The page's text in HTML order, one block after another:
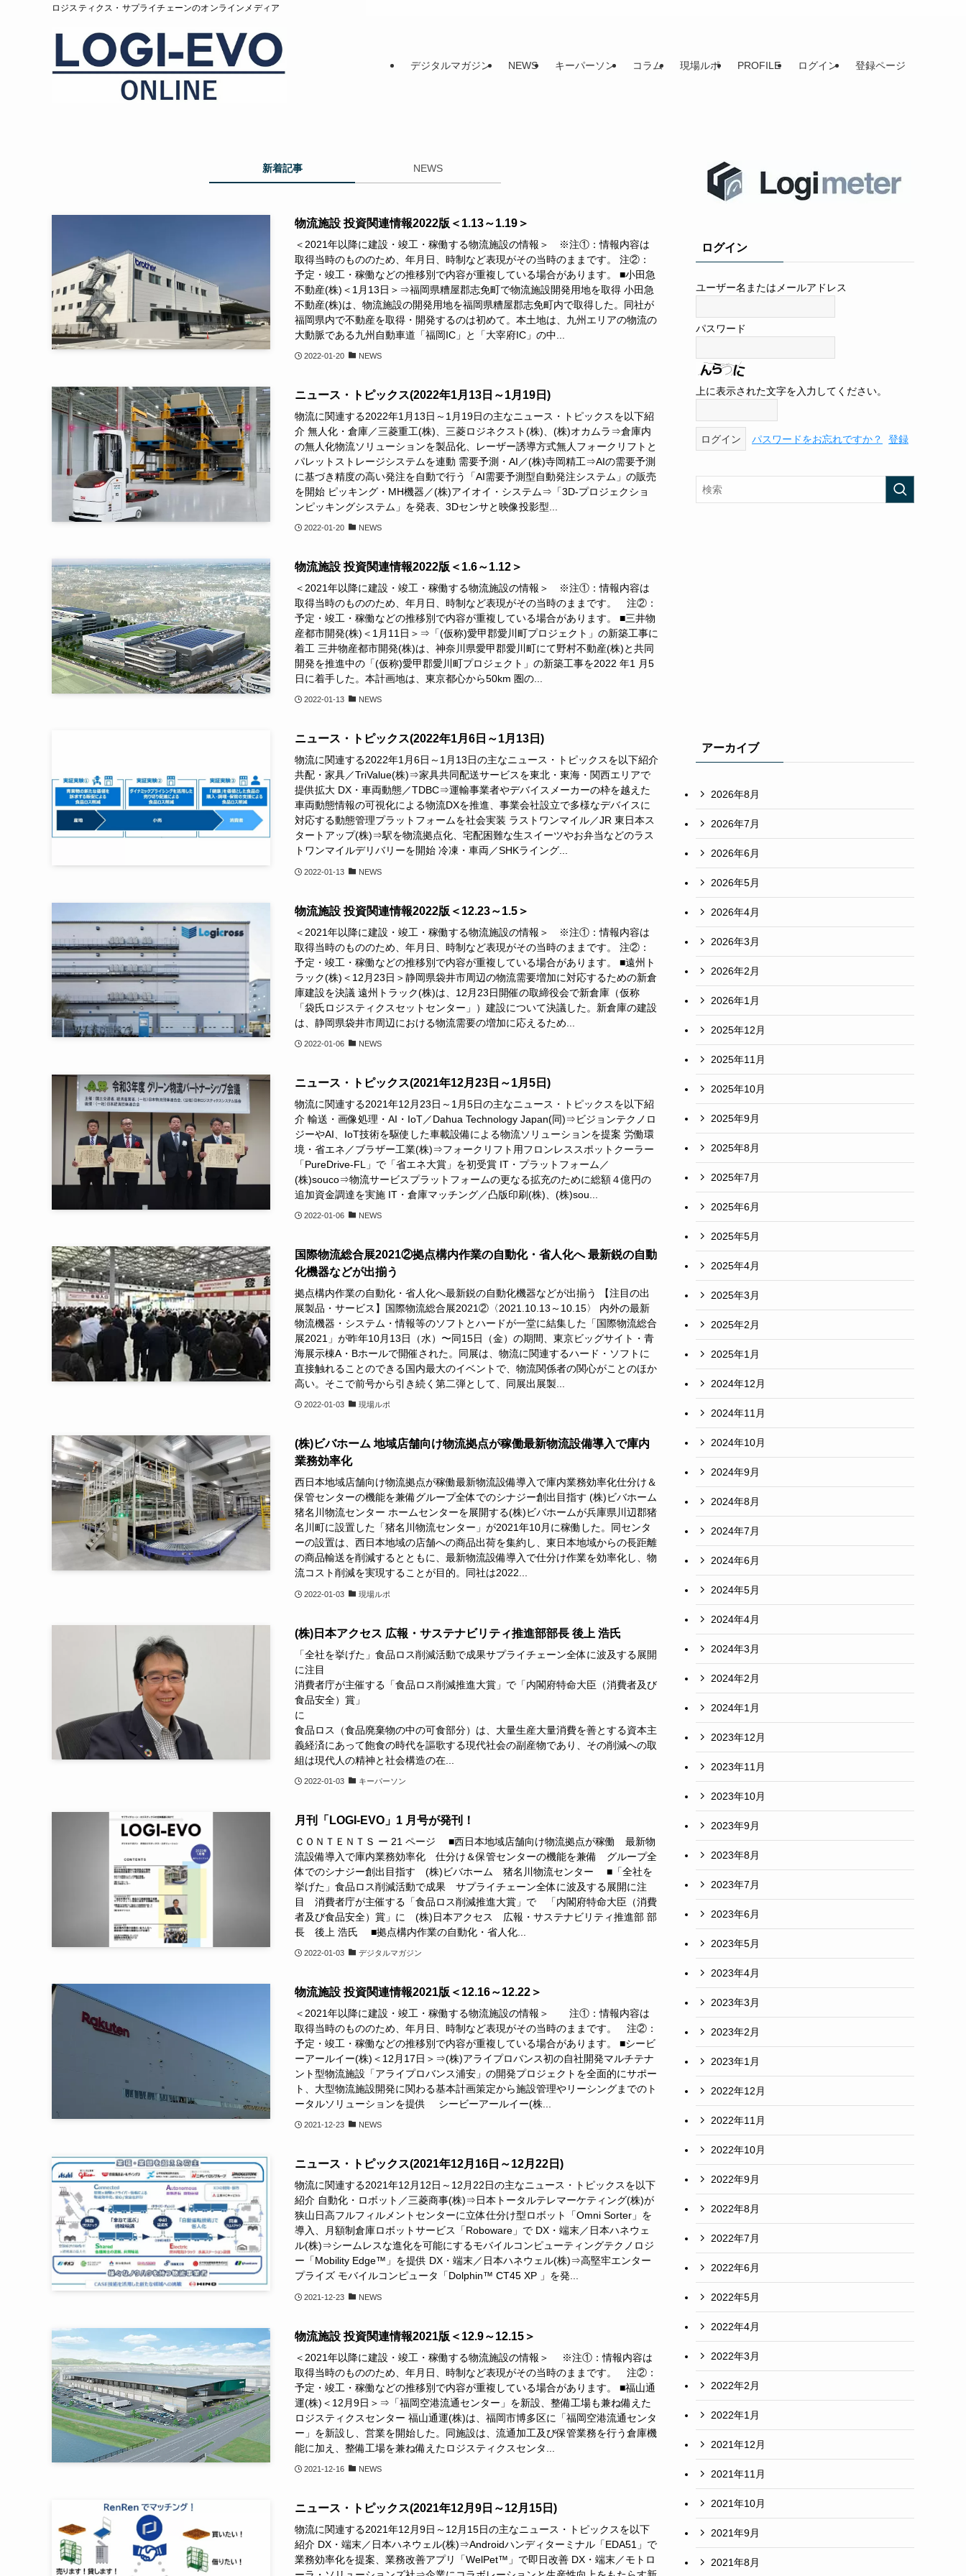
ロジスティクス・サプライチェーンのオンラインメディア
デジタルマガジン NEWS キーパーソン コラム 現場ルポ PROFILE ログイン 登録ページ
新着記事 NEWS
物流施設 投資関連情報2022版＜1.13～1.19＞
＜2021年以降に建設・竣工・稼働する物流施設の情報＞ ※注①：情報内容は
取得当時のもののため、年月日、時制など表現がその当時のままです。 注②：
予定・竣工・稼働などの推移別で内容が重複している場合があります。 ■小田急
不動産(株)＜1月13日＞⇒福岡県糟屋郡志免町で物流施設開発用地を取得 小田急
不動産(株)は、物流施設の開発用地を福岡県糟屋郡志免町内で取得した。同社が
福岡県内で不動産を取得・開発するのは初めて。本土地は、九州エリアの物流の
大動脈である九州自動車道「福岡IC」と「大宰府IC」の中...
2022-01-20 NEWS
ニュース・トピックス(2022年1月13日～1月19日)
物流に関連する2022年1月13日～1月19日の主なニュース・トピックスを以下紹
介 無人化・倉庫／三菱重工(株)、三菱ロジネクスト(株)、(株)オカムラ⇒倉庫内
の無⼈化物流ソリューションを製品化、レーザー誘導⽅式無⼈フォークリフトと
パレットストレージシステムを連動 需要予測・AI／(株)寺岡精工⇒AIの需要予測
に基づき精度の高い発注を自動で行う「AI需要予測型自動発注システム」の販売
を開始 ピッキング・MH機器／(株)アイオイ・システム⇒「3D-プロジェクショ
ンピッキングシステム」を発表、3Dセンサと映像投影型...
2022-01-20 NEWS
物流施設 投資関連情報2022版＜1.6～1.12＞
＜2021年以降に建設・竣工・稼働する物流施設の情報＞ ※注①：情報内容は
取得当時のもののため、年月日、時制など表現がその当時のままです。 注②：
予定・竣工・稼働などの推移別で内容が重複している場合があります。 ■三井物
産都市開発(株)＜1月11日＞⇒「(仮称)愛甲郡愛川町プロジェクト」の新築工事に
着工 三井物産都市開発(株)は、神奈川県愛甲郡愛川町にて野村不動産(株)と共同
開発を推進中の「(仮称)愛甲郡愛川町プロジェクト」の新築工事を2022 年1 月5
日に着手した。本計画地は、東京都心から50km 圏の...
2022-01-13 NEWS
ニュース・トピックス(2022年1月6日～1月13日)
物流に関連する2022年1月6日～1月13日の主なニュース・トピックスを以下紹介
共配・家具／TriValue(株)⇒家具共同配送サービスを東北・東海・関西エリアで
提供拡大 DX・車両動態／TDBC⇒運輸事業者やデバイスメーカーの枠を越えた
車両動態情報の可視化による物流DXを推進、事業会社設立で多様なデバイスに
対応する動態管理プラットフォームを社会実装 ラストワンマイル／JR 東日本ス
タートアップ(株)⇒駅を物流拠点化、宅配困難な生スイーツやお弁当などのラス
トワンマイルデリバリーを開始 冷凍・車両／SHKライング...
2022-01-13 NEWS
物流施設 投資関連情報2022版＜12.23～1.5＞
＜2021年以降に建設・竣工・稼働する物流施設の情報＞ ※注①：情報内容は
取得当時のもののため、年月日、時制など表現がその当時のままです。 注②：
予定・竣工・稼働などの推移別で内容が重複している場合があります。 ■遠州ト
ラック(株)＜12月23日＞静岡県袋井市周辺の物流需要増加に対応するための新倉
庫建設を決議 遠州トラック(株)は、12月23日開催の取締役会で新倉庫（仮称
「袋氏ロジスティクスセットセンター」）建設について決議した。新倉庫の建設
は、静岡県袋井市周辺における物流需要の増加に応えるため...
2022-01-06 NEWS
ニュース・トピックス(2021年12月23日～1月5日)
物流に関連する2021年12月23日～1月5日の主なニュース・トピックスを以下紹
介 輸送・画像処理・AI・IoT／Dahua Technology Japan(同)⇒ビジョンテクノロ
ジーやAI、IoT技術を駆使した車載設備による物流ソリューションを提案 労働環
境・省エネ／ブラザー工業(株)⇒フォークリフト用フロンレススポットクーラー
「PureDrive-FL」で「省エネ大賞」を初受賞 IT・プラットフォーム／
(株)souco⇒物流サービスプラットフォームの更なる拡充のために総額４億円の
追加資金調達を実施 IT・倉庫マッチング／凸版印刷(株)、(株)sou...
2022-01-06 NEWS
国際物流総合展2021②拠点構内作業の自動化・省人化へ 最新鋭の自動
化機器などが出揃う
拠点構内作業の自動化・省人化へ最新鋭の自動化機器などが出揃う 【注目の出
展製品・サービス】国際物流総合展2021②〈2021.10.13～10.15〉 内外の最新
物流機器・システム・情報等のソフトとハードが一堂に結集した「国際物流総合
展2021」が昨年10月13日（水）〜同15日（金）の期間、東京ビッグサイト・青
海展示棟A・Bホールで開催された。同展は、物流に関連するハード・ソフトに
直接触れることのできる国内最大のイベントで、物流関係者の関心がことのほか
高い。そこで前号から引き続く第二弾として、同展出展製...
2022-01-03 現場ルポ
(株)ビバホーム 地域店舗向け物流拠点が稼働最新物流設備導入で庫内
業務効率化
西日本地域店舗向け物流拠点が稼働最新物流設備導入で庫内業務効率化仕分け＆
保管センターの機能を兼備グループ全体でのシナジー創出目指す (株)ビバホーム
猪名川物流センター ホームセンターを展開する(株)ビバホームが兵庫県川辺郡猪
名川町に設置した「猪名川物流センター」が2021年10月に稼働した。同センタ
ーの設置は、西日本地域の店舗への商品出荷を集約し、東日本地域からの長距離
の商品輸送を削減するとともに、最新物流設備導入で仕分け作業を効率化し、物
流コスト削減を実現することが目的。同社は2022...
2022-01-03 現場ルポ
(株)日本アクセス 広報・サステナビリティ推進部部長 後上 浩氏
「全社を挙げた」食品ロス削減活動で成果サプライチェーン全体に波及する展開
に注目
消費者庁が主催する「食品ロス削減推進大賞」で「内閣府特命大臣（消費者及び
食品安全）賞」
に
食品ロス（食品廃棄物の中の可食部分）は、大量生産大量消費を善とする資本主
義経済にあって飽食の時代を謳歌する現代社会の副産物であり、その削減への取
組は現代人の精神と社会構造の在...
2022-01-03 キーパーソン
月刊「LOGI-EVO」1 月号が発刊！
ＣＯＮＴＥＮＴＳ ー 21 ページ ■西日本地域店舗向け物流拠点が稼働 最新物
流設備導入で庫内業務効率化 仕分け＆保管センターの機能を兼備 グループ全
体でのシナジー創出目指す (株)ビバホーム 猪名川物流センター ■「全社を
挙げた」食品ロス削減活動で成果 サプライチェーン全体に波及する展開に注
目 消費者庁が主催する「食品ロス削減推進大賞」で 「内閣府特命大臣（消費
者及び食品安全）賞」に (株)日本アクセス 広報・サステナビリティ推進部 部
長 後上 浩氏 ■拠点構内作業の自動化・省人化...
2022-01-03 デジタルマガジン
物流施設 投資関連情報2021版＜12.16～12.22＞
＜2021年以降に建設・竣工・稼働する物流施設の情報＞ 注①：情報内容は
取得当時のもののため、年月日、時制など表現がその当時のままです。 注②：
予定・竣工・稼働などの推移別で内容が重複している場合があります。 ■シービ
ーアールイー(株)＜12月17日＞⇒(株)アライプロバンス初の自社開発マルチテナ
ント型物流施設「アライプロバンス浦安」の開発プロジェクトを全面的にサポー
ト、大型物流施設開発に関わる基本計画策定から施設管理やリーシングまでのト
ータルソリューションを提供 シービーアールイー(株...
2021-12-23 NEWS
ニュース・トピックス(2021年12月16日～12月22日)
物流に関連する2021年12月12日～12月22日の主なニュース・トピックスを以下
紹介 自動化・ロボット／三菱商事(株)⇒日本トータルテレマーケティング(株)が
狭山日高フルフィルメントセンターに立体仕分け型ロボット「Omni Sorter」を
導入、月額制倉庫ロボットサービス「Roboware」で DX・端末／日本ハネウェ
ル(株)⇒シームレスな進化を可能にするモバイルコンピューティングテクノロジ
ー「Mobility Edge™」を提供 DX・端末／日本ハネウェル(株)⇒高堅牢エンター
プライズ モバイルコンピュータ「Dolphin™ CT45 XP 」を発...
2021-12-23 NEWS
物流施設 投資関連情報2021版＜12.9～12.15＞
＜2021年以降に建設・竣工・稼働する物流施設の情報＞ ※注①：情報内容は
取得当時のもののため、年月日、時制など表現がその当時のままです。 注②：
予定・竣工・稼働などの推移別で内容が重複している場合があります。 ■福山通
運(株)＜12月9日＞⇒「福岡空港流通センター」を新設、整備工場も兼ね備えた
ロジスティクスセンター 福山通運(株)は、福岡市博多区に「福岡空港流通センタ
ー」を新設し、営業を開始した。同施設は、流通加工及び保管業務を行う倉庫機
能に加え、整備工場を兼ね備えたロジスティクスセンタ...
2021-12-16 NEWS
ニュース・トピックス(2021年12月9日～12月15日)
物流に関連する2021年12月9日～12月15日の主なニュース・トピックスを以下
紹介 DX・端末／日本ハネウェル(株)⇒Androidハンディターミナル「EDA51」で
業務効率化を提案、業務改善アプリ「WelPet™」で即日改善 DX・端末／モトロ
ログイン
ユーザー名またはメールアドレス
パスワード
上に表示された文字を入力してください。
パスワードをお忘れですか？ 登録
アーカイブ
2026年8月
2026年7月
2026年6月
2026年5月
2026年4月
2026年3月
2026年2月
2026年1月
2025年12月
2025年11月
2025年10月
2025年9月
2025年8月
2025年7月
2025年6月
2025年5月
2025年4月
2025年3月
2025年2月
2025年1月
2024年12月
2024年11月
2024年10月
2024年9月
2024年8月
2024年7月
2024年6月
2024年5月
2024年4月
2024年3月
2024年2月
2024年1月
2023年12月
2023年11月
2023年10月
2023年9月
2023年8月
2023年7月
2023年6月
2023年5月
2023年4月
2023年3月
2023年2月
2023年1月
2022年12月
2022年11月
2022年10月
2022年9月
2022年8月
2022年7月
2022年6月
2022年5月
2022年4月
2022年3月
2022年2月
2022年1月
2021年12月
2021年11月
2021年10月
2021年9月
2021年8月